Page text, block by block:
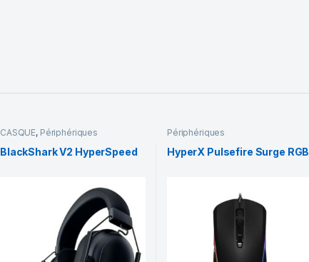
CASQUE, Périphériques
BlackShark V2 HyperSpeed
Périphériques
HyperX Pulsefire Surge RGB